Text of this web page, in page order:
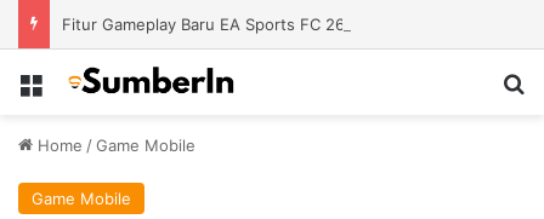
Menu
Home /Game Mobile
Game Mobile